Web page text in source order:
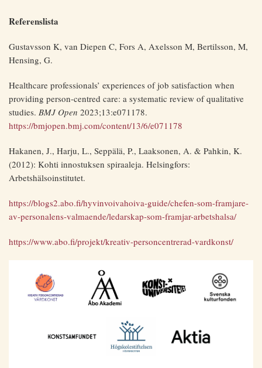
Referenslista
Gustavsson K, van Diepen C, Fors A, Axelsson M, Bertilsson, M,
Hensing, G.
Healthcare professionals’ experiences of job satisfaction when
providing person-centred care: a systematic review of qualitative
studies. BMJ Open 2023;13:e071178.
https://bmjopen.bmj.com/content/13/6/e071178
Hakanen, J., Harju, L., Seppälä, P., Laaksonen, A. & Pahkin, K.
(2012): Kohti innostuksen spiraaleja. Helsingfors:
Arbetshälsoinstitutet.
https://blogs2.abo.fi/hyvinvoivahoiva-guide/chefen-som-framjare-
av-personalens-valmaende/ledarskap-som-framjar-arbetshalsa/
https://www.abo.fi/projekt/kreativ-personcentrerad-vardkonst/